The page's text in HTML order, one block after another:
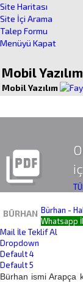
Site Haritası
Site İçi Arama
Talep Formu
Menüyü Kapat
Mobil Yazılım
Mobil Yazılım
picture_as_pdf
BÜRHAN Bürhan -
Whatsapp
Mail İle Teklif Al
Dropdown
Default 4
Default 5
Bürhan ismi Arapça